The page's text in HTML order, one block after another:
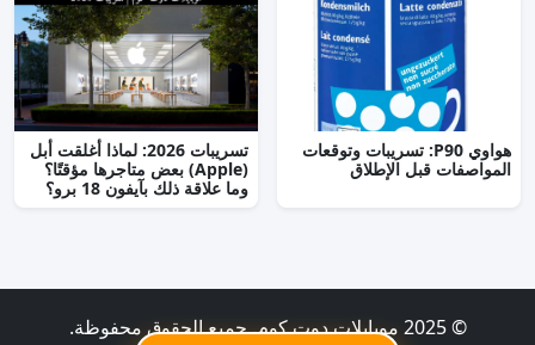
هواوي P90: تسريبات وتوقعات
المواصفات قبل الإطلاق
تسريبات 2026: لماذا أغلقت أبل
(Apple) بعض متاجرها مؤقتًا؟
وما علاقة ذلك بآيفون 18 برو؟
© 2025 موبايلات دوت كوم. جميع الحقوق محفوظة.